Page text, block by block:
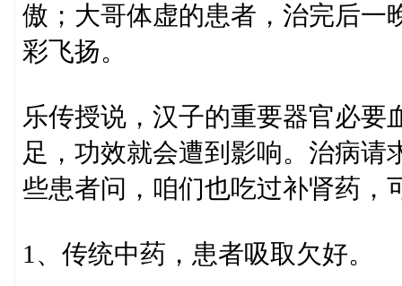
傲；大哥体虚的患者，治完后一
彩飞扬。
乐传授说，汉子的重要器官必要
足，功效就会遭到影响。治病请
些患者问，咱们也吃过补肾药，
1、传统中药，患者吸取欠好。